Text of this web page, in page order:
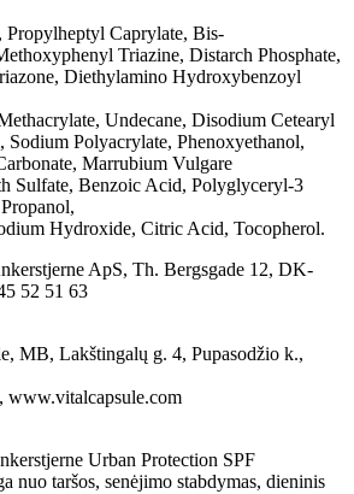
Caprylate, Bis-
Triazine, Distarch Phosphate,
Diethylamino Hydroxybenzoyl
Undecane, Disodium Cetearyl
Sodium Polyacrylate, Phenoxyethanol,
Marrubium Vulgare
Sulfate, Benzoic Acid, Polyglyceryl-3
Hydroxide, Citric Acid, Tocopherol.
ApS, Th. Bergsgade 12, DK-
52 51 63
MB, Lakštingalų g. 4, Pupasodžio k.,
www.vitalcapsule.com
Urban Protection SPF
nuo taršos, senėjimo stabdymas, dieninis